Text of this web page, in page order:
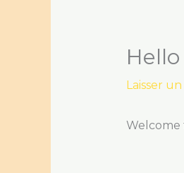
Laisser
Welcome